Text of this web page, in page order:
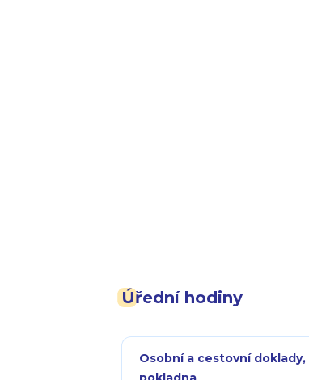
Úřední hodiny
Osobní a cestovní